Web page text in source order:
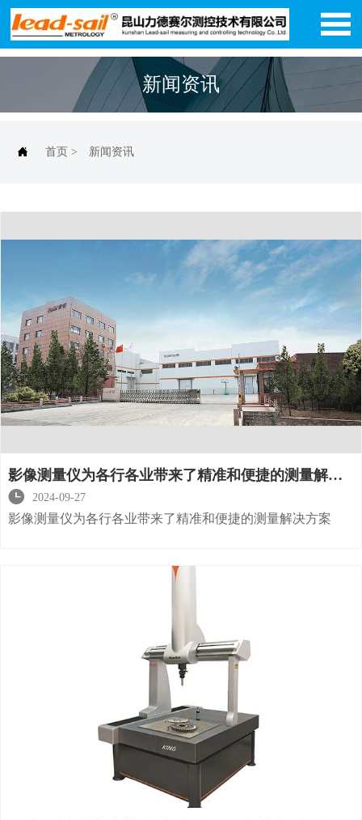

新闻资讯
 首页 > 新闻资讯
影像测量仪为各行各业带来了精准和便捷的测量解决
方案
 2024-09-27
影像测量仪为各行各业带来了精准和便捷的测量解决方案